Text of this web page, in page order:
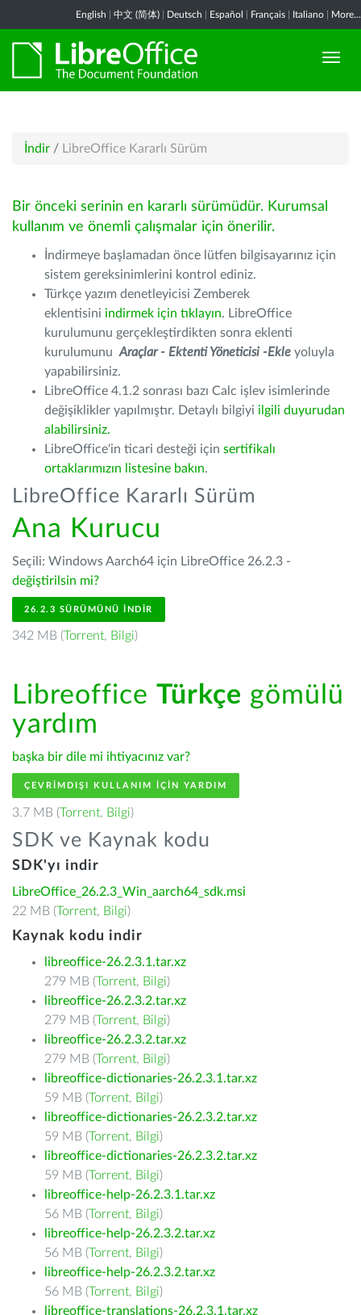
English 中文 (简体) Deutsch Español Français Italiano More...
İndir / LibreOffice Kararlı Sürüm
Bir önceki serinin en kararlı sürümüdür. Kurumsal
kullanım ve önemli çalışmalar için önerilir.
İndirmeye başlamadan önce lütfen bilgisayarınız için
sistem gereksinimlerini kontrol ediniz.
Türkçe yazım denetleyicisi Zemberek
eklentisini indirmek için tıklayın. LibreOffice
kurulumunu gerçekleştirdikten sonra eklenti
kurulumunu Araçlar - Ektenti Yöneticisi -Ekle yoluyla
yapabilirsiniz.
LibreOffice 4.1.2 sonrası bazı Calc işlev isimlerinde
değişiklikler yapılmıştır. Detaylı bilgiyi ilgili duyurudan
alabilirsiniz.
LibreOffice'in ticari desteği için sertifikalı
ortaklarımızın listesine bakın.
LibreOffice Kararlı Sürüm
Ana Kurucu
Seçili: Windows Aarch64 için LibreOffice 26.2.3 -
değiştirilsin mi?
26.2.3 SÜRÜMÜNÜ İNDIR
342 MB (Torrent, Bilgi)
Libreoffice Türkçe gömülü
yardım
başka bir dile mi ihtiyacınız var?
ÇEVRIMDIŞI KULLANIM IÇIN YARDIM
3.7 MB (Torrent, Bilgi)
SDK ve Kaynak kodu
SDK'yı indir
LibreOffice_26.2.3_Win_aarch64_sdk.msi
22 MB (Torrent, Bilgi)
Kaynak kodu indir
libreoffice-26.2.3.1.tar.xz
279 MB (Torrent, Bilgi)
libreoffice-26.2.3.2.tar.xz
279 MB (Torrent, Bilgi)
libreoffice-26.2.3.2.tar.xz
279 MB (Torrent, Bilgi)
libreoffice-dictionaries-26.2.3.1.tar.xz
59 MB (Torrent, Bilgi)
libreoffice-dictionaries-26.2.3.2.tar.xz
59 MB (Torrent, Bilgi)
libreoffice-dictionaries-26.2.3.2.tar.xz
59 MB (Torrent, Bilgi)
libreoffice-help-26.2.3.1.tar.xz
56 MB (Torrent, Bilgi)
libreoffice-help-26.2.3.2.tar.xz
56 MB (Torrent, Bilgi)
libreoffice-help-26.2.3.2.tar.xz
56 MB (Torrent, Bilgi)
libreoffice-translations-26.2.3.1.tar.xz